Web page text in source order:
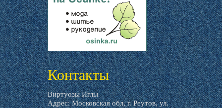
livemaster.ru
Контакты
Виртуозы Иглы
Адрес: Московская обл, г. Реутов, ул.